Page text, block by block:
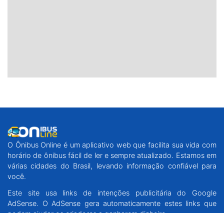
O Ônibus Online é um aplicativo web que facilita sua vida com
horário de ônibus fácil de ler e sempre atualizado. Estamos em
várias cidades do Brasil, levando informação confiável para
você.
Este site usa links de intenções publicitária do Google
AdSense. O AdSense gera automaticamente estes links que